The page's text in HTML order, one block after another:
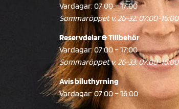
Vardagar: 07:00 – 17:00
Sommaröppet v. 26-32: 07:00-16:00
Reservdelar & Tillbehör
Vardagar: 07:00 – 17:00
Sommaröppet v. 26-33: 07:00-16:00
Avis biluthyrning
Vardagar: 07:00 – 16:00